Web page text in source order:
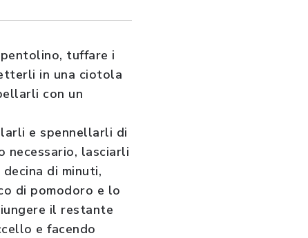
tuffare i
in una ciotola
con un
e spennellarli di
necessario, lasciarli
di minuti,
di pomodoro e lo
il restante
e facendo